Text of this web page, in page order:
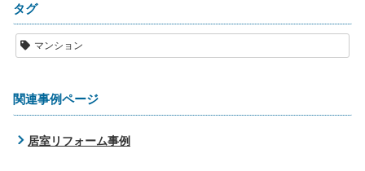
タグ
マンション
関連事例ページ
居室リフォーム事例